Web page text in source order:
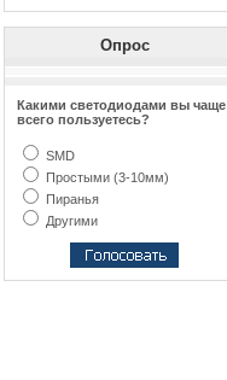
Опрос
Какими светодиодами вы чаще
всего пользуетесь?
SMD
Простыми (3-10мм)
Пиранья
Другими